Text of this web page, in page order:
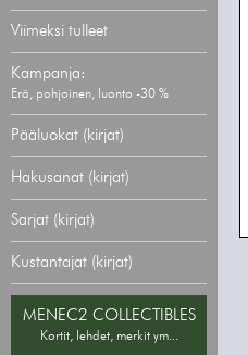
Viimeksi tulleet
Kampanja:
Erä, pohjoinen, luonto -30 %
Pääluokat (kirjat)
Hakusanat (kirjat)
Sarjat (kirjat)
Kustantajat (kirjat)
MENEC2 COLLECTIBLES
Kortit, lehdet, merkit ym...